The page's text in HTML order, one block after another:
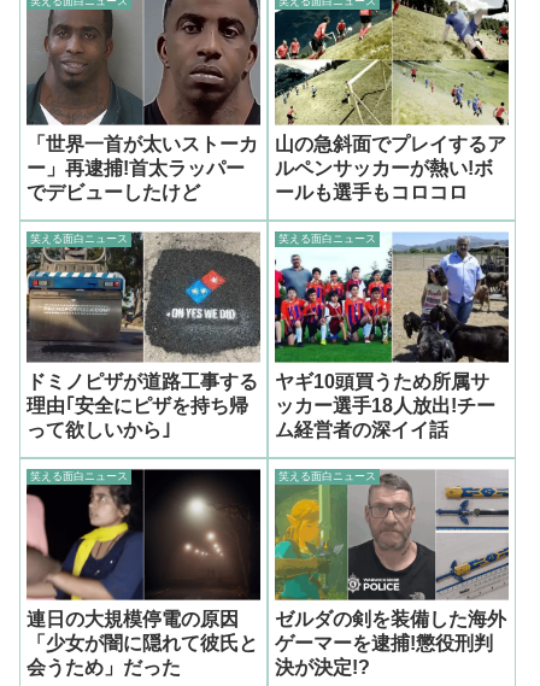
「世界一首が太いストーカ
ー」再逮捕!首太ラッパー
でデビューしたけど
山の急斜面でプレイするア
ルペンサッカーが熱い!ボ
ールも選手もコロコロ
笑える面白ニュース
ドミノピザが道路工事する
理由｢安全にピザを持ち帰
って欲しいから｣
笑える面白ニュース
ヤギ10頭買うため所属サ
ッカー選手18人放出!チー
ム経営者の深イイ話
笑える面白ニュース
連日の大規模停電の原因
「少女が闇に隠れて彼氏と
会うため」だった
笑える面白ニュース
ゼルダの剣を装備した海外
ゲーマーを逮捕!懲役刑判
決が決定!?